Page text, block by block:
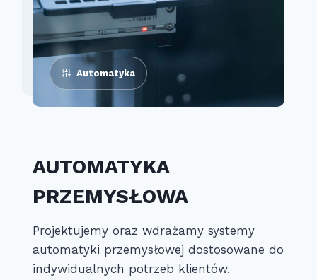
Automatyka
AUTOMATYKA
PRZEMYSŁOWA
Projektujemy oraz wdrażamy systemy
automatyki przemysłowej dostosowane do
indywidualnych potrzeb klientów.